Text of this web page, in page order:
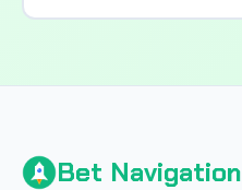
Bet Navigation